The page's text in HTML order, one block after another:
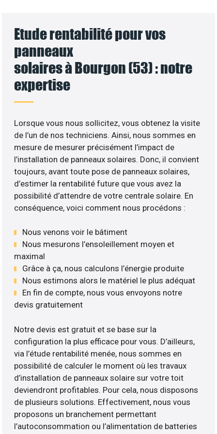
Etude rentabilité pour vos
panneaux
solaires à Bourgon (53) : notre
expertise
Lorsque vous nous sollicitez, vous obtenez la visite
de l’un de nos techniciens. Ainsi, nous sommes en
mesure de mesurer précisément l’impact de
l’installation de panneaux solaires. Donc, il convient
toujours, avant toute pose de panneaux solaires,
d’estimer la rentabilité future que vous avez la
possibilité d’attendre de votre centrale solaire. En
conséquence, voici comment nous procédons :
Nous venons voir le bâtiment
Nous mesurons l’ensoleillement moyen et
maximal
Grâce à ça, nous calculons l’énergie produite
Nous estimons alors le matériel le plus adéquat
En fin de compte, nous vous envoyons notre
devis gratuitement
Notre devis est gratuit et se base sur la
configuration la plus efficace pour vous. D’ailleurs,
via l’étude rentabilité menée, nous sommes en
possibilité de calculer le moment où les travaux
d’installation de panneaux solaire sur votre toit
deviendront profitables. Pour cela, nous disposons
de plusieurs solutions. Effectivement, nous vous
proposons un branchement permettant
l’autoconsommation ou l’alimentation de batteries